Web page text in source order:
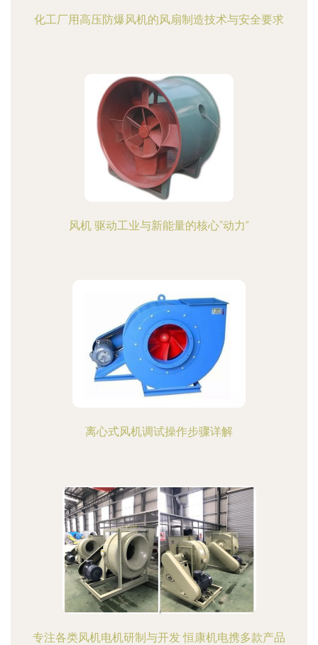
化工厂用高压防爆风机的风扇制造技术与安全要求
风机 驱动工业与新能量的核心“动力”
离心式风机调试操作步骤详解
专注各类风机电机研制与开发 恒康机电携多款产品